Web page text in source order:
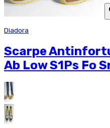
Diadora
Scarpe
Ab Low S1Ps Fo